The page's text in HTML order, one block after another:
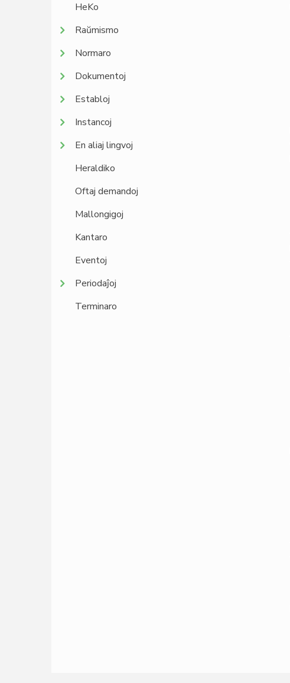
HeKo
Raŭmismo
Normaro
Dokumentoj
Establoj
Instancoj
En aliaj lingvoj
Heraldiko
Oftaj demandoj
Mallongigoj
Kantaro
Eventoj
Periodaĵoj
Terminaro